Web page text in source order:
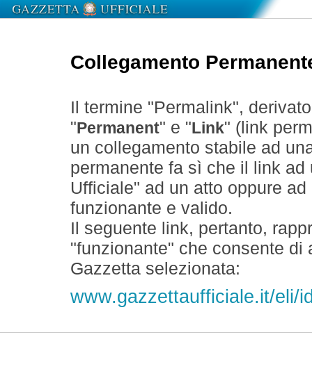
Collegamento
Il termine "Permalink",
" Permanent" e " Link" (link
un collegamento stabile ad
permanente fa sì che il link
Ufficiale" ad un atto oppure
funzionante e valido.
Il seguente link, pertanto,
"funzionante" che consente
Gazzetta selezionata:
www.gazzettaufficiale.it/eli/